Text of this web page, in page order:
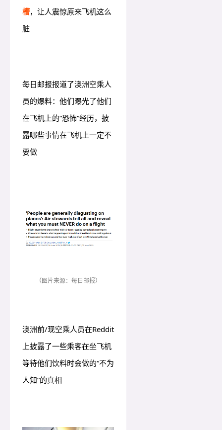
槽，让人震惊原来飞机这么
脏
每日邮报报道了澳洲空乘人
员的爆料：他们曝光了他们
在飞机上的“恐怖”经历，披
露哪些事情在飞机上一定不
要做
（图片来源：每日邮报）
澳洲前/现空乘人员在Reddit
上披露了一些乘客在坐飞机
等待他们饮料时会做的“不为
人知”的真相